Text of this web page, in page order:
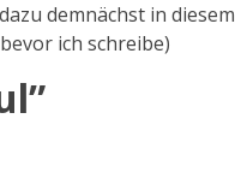
demnächst in diesem
ich schreibe)
”